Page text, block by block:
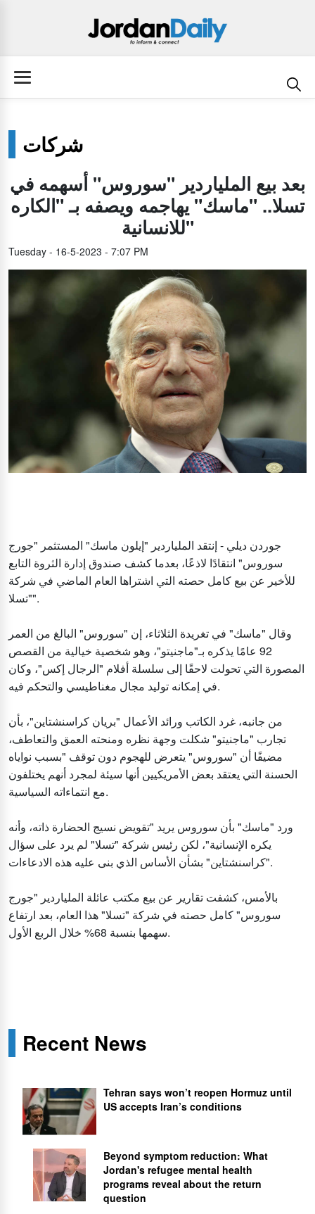
شركات
بعد بيع الملياردير "سوروس" أسهمه في
تسلا.. "ماسك" يهاجمه ويصفه بـ "الكاره
للانسانية"
Tuesday - 16-5-2023 - 7:07 PM
جوردن ديلي - إنتقد الملياردير "إيلون ماسك" المستثمر "جورج
سوروس" انتقادًا لاذعًا، بعدما كشف صندوق إدارة الثروة التابع
للأخير عن بيع كامل حصته التي اشتراها العام الماضي في شركة
"تسلا".
وقال "ماسك" في تغريدة الثلاثاء، إن "سوروس" البالغ من العمر
92 عامًا يذكره بـ"ماجنيتو"، وهو شخصية خيالية من القصص
المصورة التي تحولت لاحقًا إلى سلسلة أفلام "الرجال إكس"، وكان
في إمكانه توليد مجال مغناطيسي والتحكم فيه.
من جانبه، غرد الكاتب ورائد الأعمال "بريان كراسنشتاين"، بأن
تجارب "ماجنيتو" شكلت وجهة نظره ومنحته العمق والتعاطف،
مضيفًا أن "سوروس" يتعرض للهجوم دون توقف "بسبب نواياه
الحسنة التي يعتقد بعض الأمريكيين أنها سيئة لمجرد أنهم يختلفون
مع انتماءاته السياسية.
ورد "ماسك" بأن سوروس يريد "تقويض نسيج الحضارة ذاته، وأنه
يكره الإنسانية"، لكن رئيس شركة "تسلا" لم يرد على سؤال
"كراسنشتاين" بشأن الأساس الذي بنى عليه هذه الادعاءات.
بالأمس، كشفت تقارير عن بيع مكتب عائلة الملياردير "جورج
سوروس" كامل حصته في شركة "تسلا" هذا العام، بعد ارتفاع
سهمها بنسبة 68% خلال الربع الأول.
Recent News
Tehran says won’t reopen Hormuz until
US accepts Iran’s conditions
Beyond symptom reduction: What
Jordan's refugee mental health
programs reveal about the return
question